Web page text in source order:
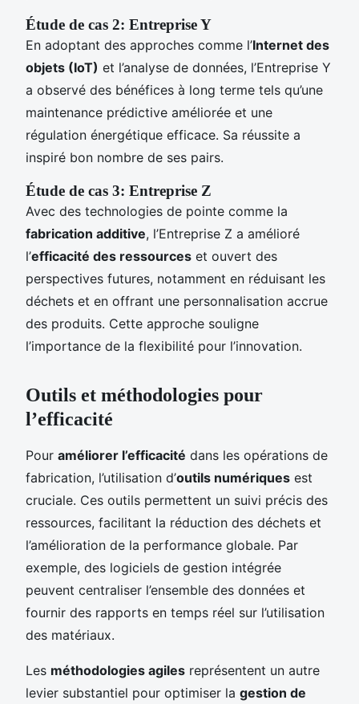
Étude de cas 2: Entreprise Y
En adoptant des approches comme l’Internet des
objets (IoT) et l’analyse de données, l’Entreprise Y
a observé des bénéfices à long terme tels qu’une
maintenance prédictive améliorée et une
régulation énergétique efficace. Sa réussite a
inspiré bon nombre de ses pairs.
Étude de cas 3: Entreprise Z
Avec des technologies de pointe comme la
fabrication additive, l’Entreprise Z a amélioré
l’efficacité des ressources et ouvert des
perspectives futures, notamment en réduisant les
déchets et en offrant une personnalisation accrue
des produits. Cette approche souligne
l’importance de la flexibilité pour l’innovation.
Outils et méthodologies pour
l’efficacité
Pour améliorer l’efficacité dans les opérations de
fabrication, l’utilisation d’outils numériques est
cruciale. Ces outils permettent un suivi précis des
ressources, facilitant la réduction des déchets et
l’amélioration de la performance globale. Par
exemple, des logiciels de gestion intégrée
peuvent centraliser l’ensemble des données et
fournir des rapports en temps réel sur l’utilisation
des matériaux.
Les méthodologies agiles représentent un autre
levier substantiel pour optimiser la gestion de